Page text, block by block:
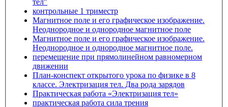
контрольные 1 триместр
Магнитное поле и его графическое изображение.
Неоднородное и однородное магнитное поле
Магнитное поле и его графическое изображение.
Неоднородное и однородное магнитное поле.
перемещение при прямолинейном равномерном
движении
План-конспект открытого урока по физике в 8
классе. Электризация тел. Два рода зарядов
Практическая работа «Электризация тел»
практическая работа сила трения